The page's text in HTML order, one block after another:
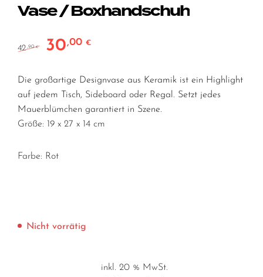
Vase / Boxhandschuh
42 ,90€ Ursprünglicher Preis war: 42,90 €
30,00€
Die großartige Designvase aus Keramik ist ein Highlight
auf jedem Tisch, Sideboard oder Regal. Setzt jedes
Mauerblümchen garantiert in Szene.
Größe: 19 x 27 x 14 cm
Farbe: Rot
Nicht vorrätig
inkl. 20 % MwSt.